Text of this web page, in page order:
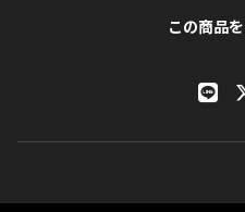
この商品